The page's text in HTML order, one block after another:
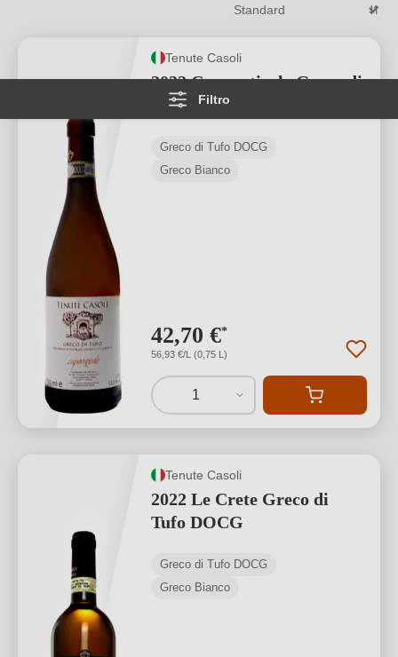
Filtro
Tenute Casoli
2022 Cupavaticale Greco di
Tufo DOCG Riserva
Greco di Tufo DOCG
Greco Bianco
42,70 €*
56,93 €/L (0,75 L)
1
Tenute Casoli
2022 Le Crete Greco di
Tufo DOCG
Greco di Tufo DOCG
Greco Bianco